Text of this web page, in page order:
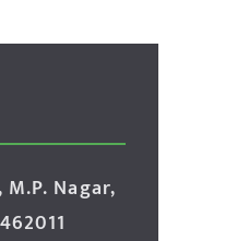
Nagar,